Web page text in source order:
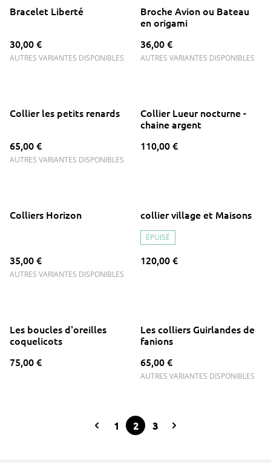
Bracelet Liberté
30,00 €
AUTRES VARIANTES DISPONIBLES
Broche Avion ou Bateau
en origami
36,00 €
AUTRES VARIANTES DISPONIBLES
Collier les petits renards
65,00 €
AUTRES VARIANTES DISPONIBLES
Collier Lueur nocturne -
chaine argent
110,00 €
Colliers Horizon
35,00 €
AUTRES VARIANTES DISPONIBLES
collier village et Maisons
ÉPUISÉ
120,00 €
Les boucles d'oreilles
coquelicots
75,00 €
Les colliers Guirlandes de
fanions
65,00 €
AUTRES VARIANTES DISPONIBLES
1 2 3